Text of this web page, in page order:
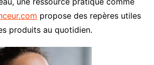
propose des repères utiles
produits au quotidien.